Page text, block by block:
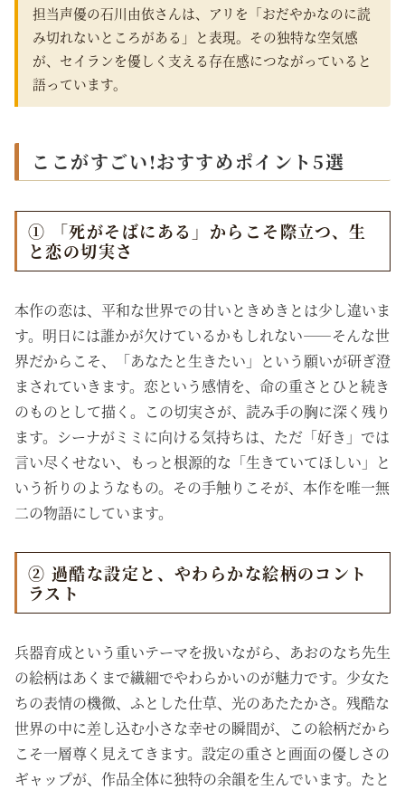
担当声優の石川由依さんは、アリを「おだやかなのに読
み切れないところがある」と表現。その独特な空気感
が、セイランを優しく支える存在感につながっていると
語っています。
ここがすごい!おすすめポイント5選
① 「死がそばにある」からこそ際立つ、生
と恋の切実さ
本作の恋は、平和な世界での甘いときめきとは少し違いま
す。明日には誰かが欠けているかもしれない――そんな世
界だからこそ、「あなたと生きたい」という願いが研ぎ澄
まされていきます。恋という感情を、命の重さとひと続き
のものとして描く。この切実さが、読み手の胸に深く残り
ます。シーナがミミに向ける気持ちは、ただ「好き」では
言い尽くせない、もっと根源的な「生きていてほしい」と
いう祈りのようなもの。その手触りこそが、本作を唯一無
二の物語にしています。
② 過酷な設定と、やわらかな絵柄のコント
ラスト
兵器育成という重いテーマを扱いながら、あおのなち先生
の絵柄はあくまで繊細でやわらかいのが魅力です。少女た
ちの表情の機微、ふとした仕草、光のあたたかさ。残酷な
世界の中に差し込む小さな幸せの瞬間が、この絵柄だから
こそ一層尊く見えてきます。設定の重さと画面の優しさの
ギャップが、作品全体に独特の余韻を生んでいます。たと